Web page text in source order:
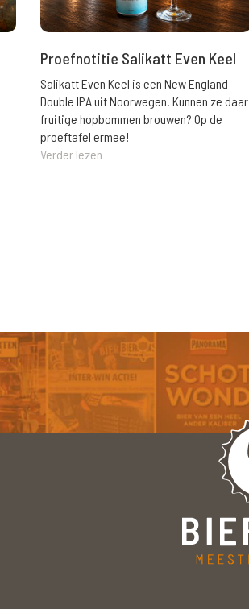
Proefnotitie Salikatt Even Keel
Salikatt Even Keel is een New England
Double IPA uit Noorwegen. Kunnen ze daar
fruitige hopbommen brouwen? Op de
proeftafel ermee!
Verder lezen